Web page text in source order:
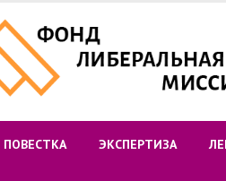
ПОВЕСТКА ЭКСПЕРТИЗА